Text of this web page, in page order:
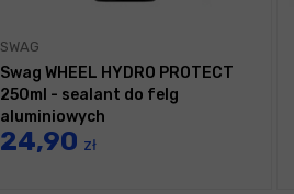
SWAG
Swag WHEEL HYDRO PROTECT
250ml - sealant do felg
aluminiowych
24,90 zł